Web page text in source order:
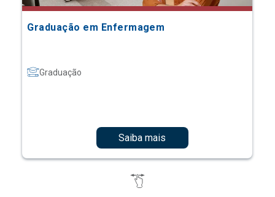
Graduação em Enfermagem
Graduação
Saiba mais